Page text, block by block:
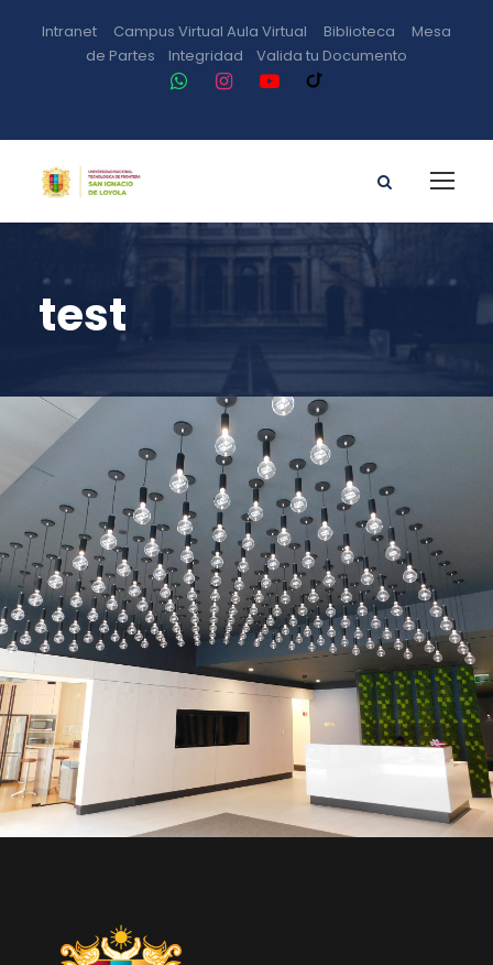
Intranet Campus Virtual Aula Virtual Biblioteca
Mesa
de Partes
Integridad Valida tu Documento
test